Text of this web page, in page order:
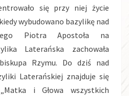
się przy niej życie
wybudowano bazylikę nad
Piotra Apostoła na
Laterańska zachowała
Rzymu. Do dziś nad
Laterańskiej znajduje się
i Głowa wszystkich